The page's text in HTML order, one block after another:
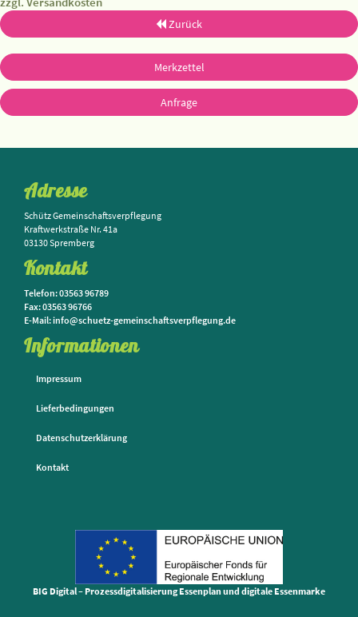
Zurück
Merkzettel
Anfrage
Adresse
Schütz Gemeinschaftsverpflegung
Kraftwerkstraße Nr. 41a
03130 Spremberg
Kontakt
Telefon: 03563 96789
Fax: 03563 96766
E-Mail: info@schuetz-gemeinschaftsverpflegung.de
Informationen
Impressum
Lieferbedingungen
Datenschutzerklärung
Kontakt
BIG Digital – Prozessdigitalisierung Essenplan und digitale Essenmarke